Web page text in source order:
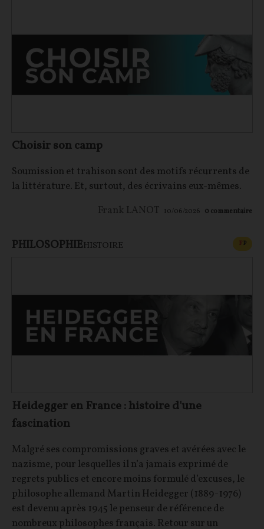
Choisir son camp
Soumission et trahison sont des motifs récurrents de
la littérature. Et, surtout, des écrivains eux-mêmes.
Frank LANOT 10/06/2026 0 commentaire
PHILOSOPHIEHISTOIRE FP
Heidegger en France : histoire d'une
fascination
Malgré ses compromissions graves et avérées avec le
nazisme, pour lesquelles il n’a jamais exprimé de
regrets publics et encore moins formulé d’excuses, le
philosophe allemand Martin Heidegger (1889-1976)
est devenu après 1945 le penseur de référence de
nombreux philosophes français. Retour sur un